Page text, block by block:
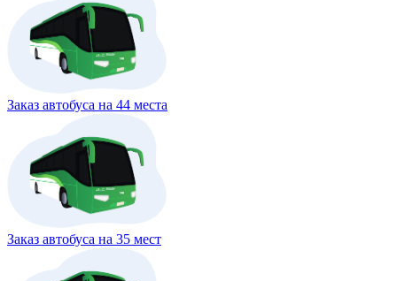
Заказ автобуса на 44 места
Заказ автобуса на 35 мест